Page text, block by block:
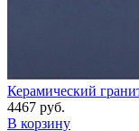
Керамический
4467 руб.
В корзину